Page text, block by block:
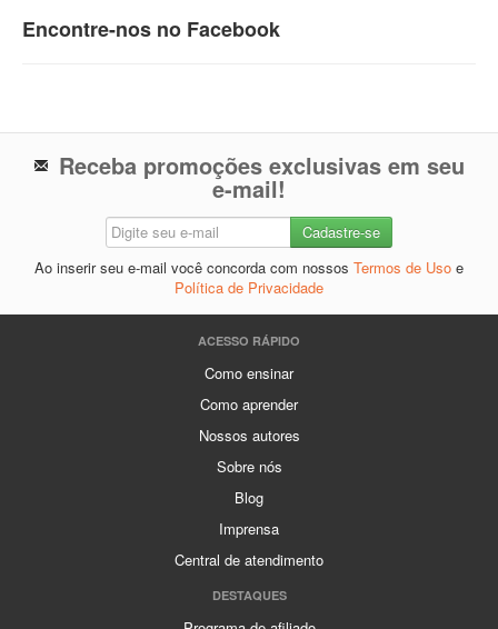
Encontre-nos no Facebook
Receba promoções exclusivas em seu
e-mail!
Ao inserir seu e-mail você concorda com nossos Termos de Uso e
Política de Privacidade
ACESSO RÁPIDO
Como ensinar
Como aprender
Nossos autores
Sobre nós
Blog
Imprensa
Central de atendimento
DESTAQUES